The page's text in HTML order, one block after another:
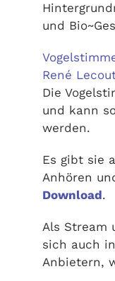
und
René
Die
und kann
werden.
Es gibt sie
Anhören
Download.
Als Stream
sich auch
Anbietern,